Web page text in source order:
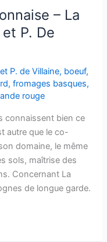
– La
P. De
P. de Villaine, boeuf,
,fromages basques,
rouge
connaissent bien ce
autre que le co-
domaine, le même
sols, maîtrise des
Concernant La
de longue garde.